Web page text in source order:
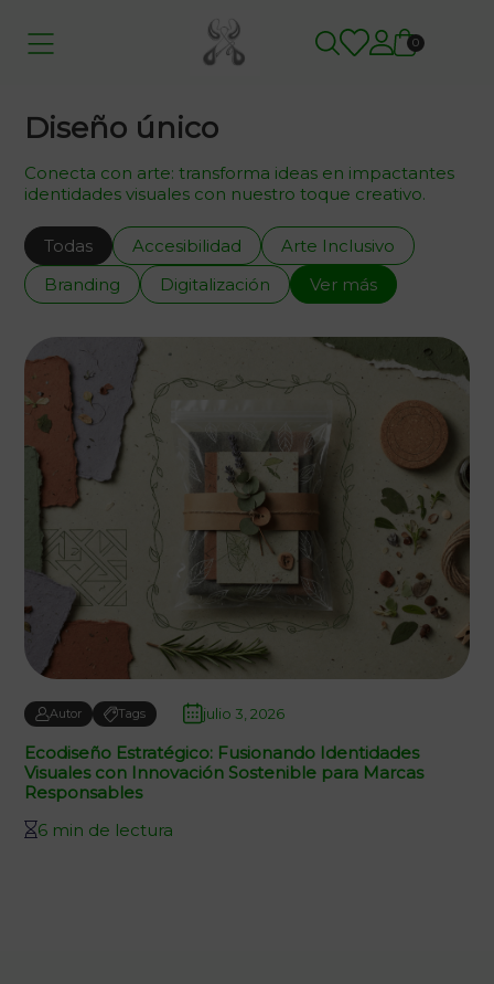
0
Diseño único
Conecta con arte: transforma ideas en impactantes
identidades visuales con nuestro toque creativo.
Todas Accesibilidad
Arte Inclusivo
Branding
Digitalización Ver más
Autor Tags julio 3, 2026
Ecodiseño Estratégico: Fusionando Identidades
Visuales con Innovación Sostenible para Marcas
Responsables
6 min de lectura